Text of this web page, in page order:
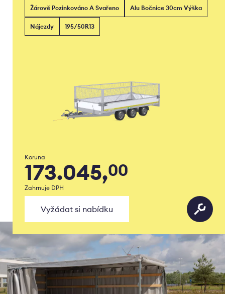
Žárově Pozinkováno A Svařeno Alu Bočnice 30cm Výška
Nájezdy 195/50R13
Koruna
173.045,00
Zahrnuje DPH
Vyžádat si nabídku